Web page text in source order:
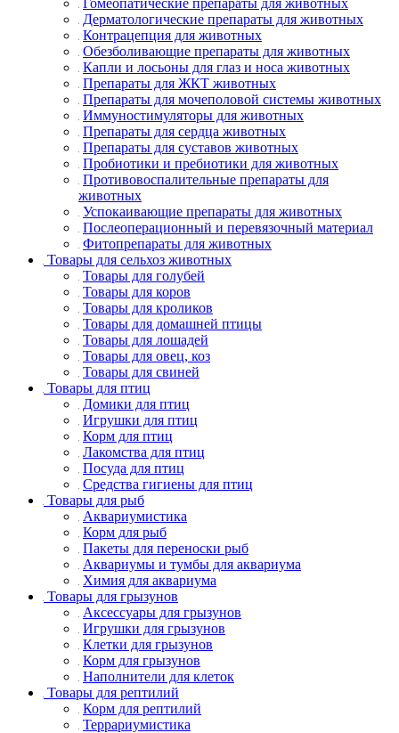
Дерматологические препараты для животных
Контрацепция для животных
Обезболивающие препараты для животных
Капли и лосьоны для глаз и носа животных
Препараты для ЖКТ животных
Препараты для мочеполовой системы животных
Иммуностимуляторы для животных
Препараты для сердца животных
Препараты для суставов животных
Пробиотики и пребиотики для животных
Противовоспалительные препараты для
животных
Успокаивающие препараты для животных
Послеоперационный и перевязочный материал
Фитопрепараты для животных
Товары для сельхоз животных
Товары для голубей
Товары для коров
Товары для кроликов
Товары для домашней птицы
Товары для лошадей
Товары для овец, коз
Товары для свиней
Товары для птиц
Домики для птиц
Игрушки для птиц
Корм для птиц
Лакомства для птиц
Посуда для птиц
Средства гигиены для птиц
Товары для рыб
Аквариумистика
Корм для рыб
Пакеты для переноски рыб
Аквариумы и тумбы для аквариума
Химия для аквариума
Товары для грызунов
Аксессуары для грызунов
Игрушки для грызунов
Клетки для грызунов
Корм для грызунов
Наполнители для клеток
Товары для рептилий
Корм для рептилий
Террариумистика